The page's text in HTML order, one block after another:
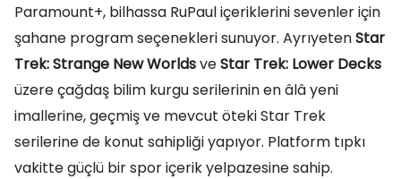
Paramount+, bilhassa RuPaul içeriklerini sevenler için
şahane program seçenekleri sunuyor. AyrıyetenStar
Trek: Strange New WorldsveStar Trek: Lower Decks
üzere çağdaş bilim kurgu serilerinin en âlâ yeni
imallerine, geçmiş ve mevcut öteki Star Trek
serilerine de konut sahipliği yapıyor. Platform tıpkı
vakitte güçlü bir spor içerik yelpazesine sahip.